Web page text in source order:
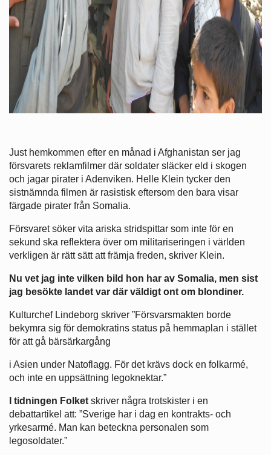
Just hemkommen efter en månad i Afghanistan ser jag
försvarets reklamfilmer där soldater släcker eld i skogen
och jagar pirater i Adenviken. Helle Klein tycker den
sistnämnda filmen är rasistisk eftersom den bara visar
färgade pirater från Somalia.
Försvaret söker vita ariska stridspittar som inte för en
sekund ska reflektera över om militariseringen i världen
verkligen är rätt sätt att främja freden, skriver Klein.
Nu vet jag inte vilken bild hon har av Somalia, men sist
jag besökte landet var där väldigt ont om blondiner.
Kulturchef Lindeborg skriver ”Försvarsmakten borde
bekymra sig för demokratins status på hemmaplan i stället
för att gå bärsärkargång
i Asien under Natoflagg. För det krävs dock en folkarmé,
och inte en uppsättning legoknektar.”
I tidningen Folket skriver några trotskister i en
debattartikel att: ”Sverige har i dag en kontrakts- och
yrkesarmé. Man kan beteckna personalen som
legosoldater.”